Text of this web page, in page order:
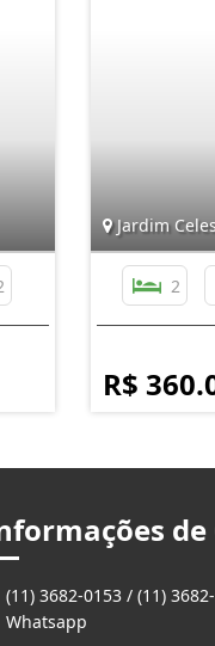
Jardim
2
R$
(11) 3682-0153 / (11)
Whatsapp